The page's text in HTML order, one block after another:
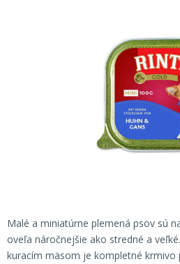
Malé a miniatúrne plemená psov sú
oveľa náročnejšie ako stredné a
kuracím mäsom je kompletné krmivo